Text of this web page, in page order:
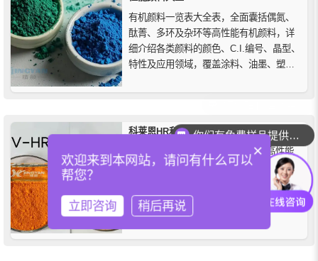
有机颜料一览表大全表，全面囊括偶氮、
酞菁、多环及杂环等高性能有机颜料，详
细介绍各类颜料的颜色、C.I.编号、晶型、
特性及应用领域，覆盖涂料、油墨、塑料
购提供权威参考。
科莱恩HR和HR02有什么区别
科莱恩83号黄颜料HR和HR02都是高性能
红相黄色有机颜料，主要应用于塑料、橡
胶领域。这两支颜料的颜色和性能区别不
大，最主要区别在于HR的粒径比HR02较
小，其透明度更高，适合需要更高透明度
和色彩纯度的应用。
你们有免费样品提供吗？
×
欢迎来到本网站，请问有什么可以
帮您？
立即咨询 稍后再说